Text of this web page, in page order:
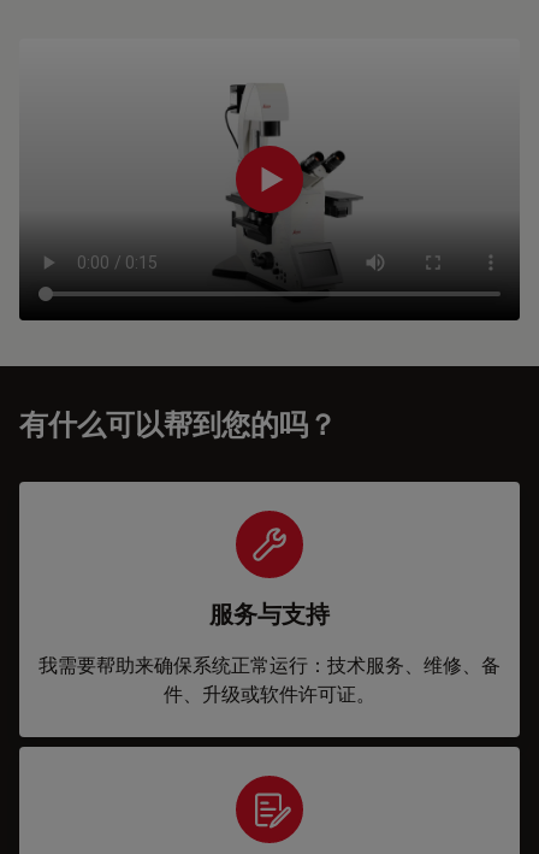
有什么可以帮到您的吗？
服务与支持
我需要帮助来确保系统正常运行：技术服务、维修、备
件、升级或软件许可证。